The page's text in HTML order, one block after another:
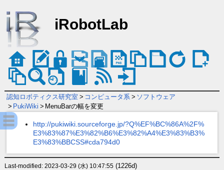
iRobotLab
認知ロボティクス研究室 > コンピュータ系 > ソフトウェア
> PukiWiki > MenuBarの幅を変更
http://pukiwiki.sourceforge.jp/?Q%EF%BC%86A%2F%
E3%83%87%E3%82%B6%E3%82%A4%E3%83%B3%
E3%83%BBCSS#cda794d0
Last-modified: 2023-03-29 (水) 10:47:55(1226d)